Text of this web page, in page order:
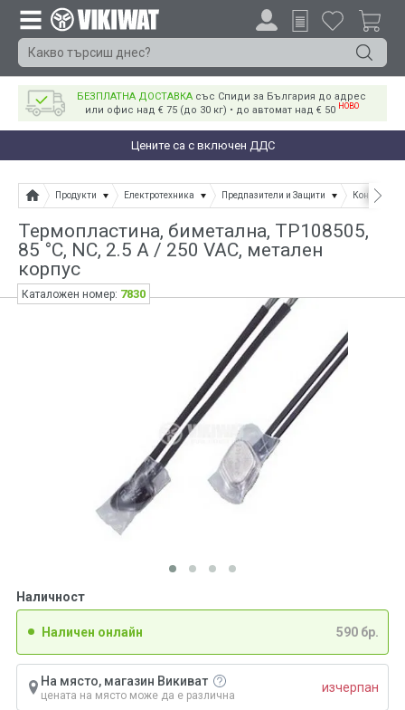
БЕЗПЛАТНА ДОСТАВКА със Спиди за България до адрес
или офис над € 75 (до 30 кг) • до автомат над € 50 НОВО
Цените са с включен ДДС
Продукти Електротехника Предпазители и Защити
Термопластина, биметална, TP108505,
85 °C, NC, 2.5 A / 250 VAC, метален
корпус
Наличност
Наличен онлайн 590 бр.
На място, магазин Викиват
цената на място може да е различна
изчерпан
Каталожен номер: 7830